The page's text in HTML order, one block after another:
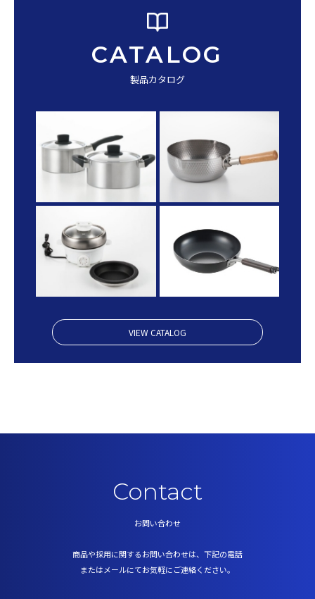
CATALOG
製品カタログ
VIEW CATALOG
Contact
お問い合わせ
商品や採用に関するお問い合わせは、下記の電話
またはメールにてお気軽にご連絡ください。